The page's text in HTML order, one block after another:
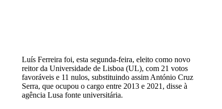
Luís Ferreira foi, esta segunda-feira, eleito como novo
reitor da Universidade de Lisboa (UL), com 21 votos
favoráveis e 11 nulos, substituindo assim António Cruz
Serra, que ocupou o cargo entre 2013 e 2021, disse à
agência Lusa fonte universitária.